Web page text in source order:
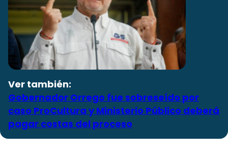
Ver también:
Gobernador Orrego fue sobreseído por
caso ProCultura y Ministerio Público deberá
pagar costas del proceso